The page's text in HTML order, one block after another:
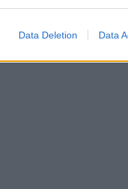
Data Deletion Data